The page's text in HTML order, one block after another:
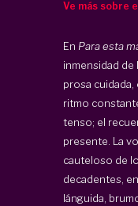
Ve más sobre
En Para esta
inmensidad de
prosa
ritmo
tenso; el
presente. La
cauteloso de
decadentes,
lánguida,